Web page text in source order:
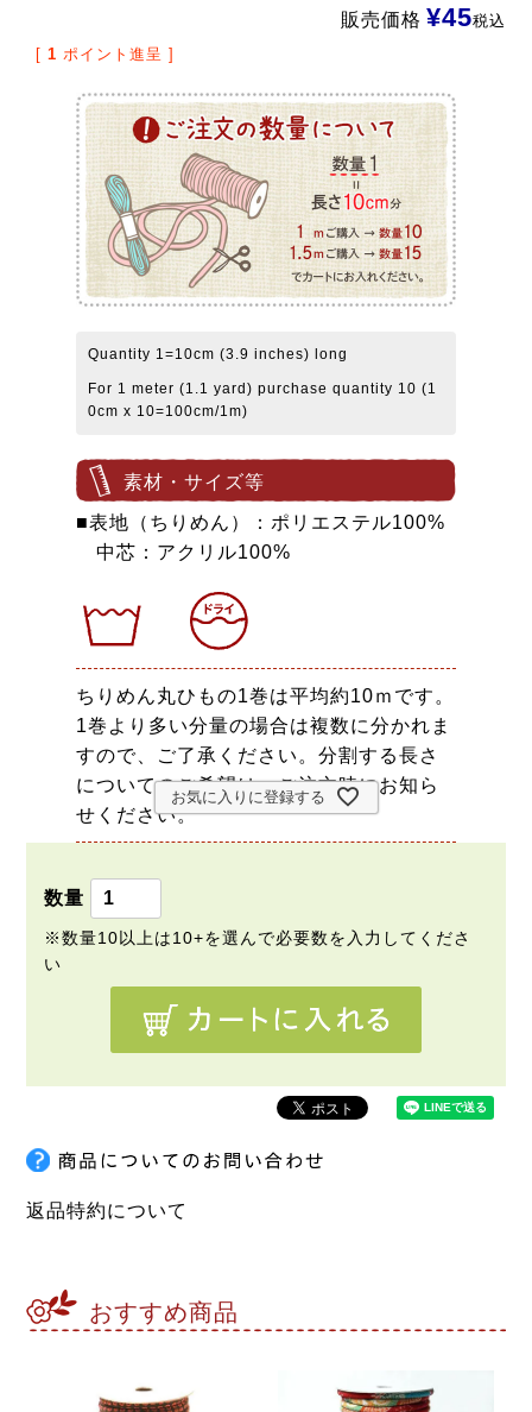
販売価格 ¥45税込
[ 1 ポイント進呈 ]
Quantity 1=10cm (3.9 inches) long
For 1 meter (1.1 yard) purchase quantity 10 (1
0cm x 10=100cm/1m)
素材・サイズ等
■表地（ちりめん）：ポリエステル100%
中芯：アクリル100%
ちりめん丸ひもの1巻は平均約10ｍです。
1巻より多い分量の場合は複数に分かれま
すので、ご了承ください。分割する長さ
についてのご希望は、ご注文時にお知ら
せください。
お気に入りに登録する
返品特約について
おすすめ商品